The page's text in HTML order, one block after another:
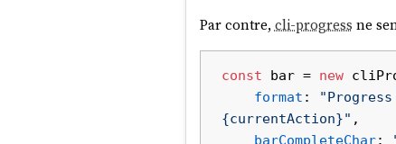
Par contre, cli-progress ne
const bar = new
format :
{currentAction}" ,
barCompleteChar: